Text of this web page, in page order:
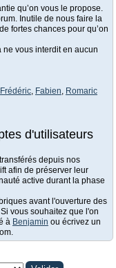
qu’on vous le propose.
Inutile de nous faire la
fortes chances pour qu’on
ne vous interdit en aucun
Frédéric, Fabien, Romaric
d'utilisateurs
depuis nos
afin de préserver leur
active durant la phase
avant l'ouverture des
vous souhaitez que l'on
à Benjamin ou écrivez un